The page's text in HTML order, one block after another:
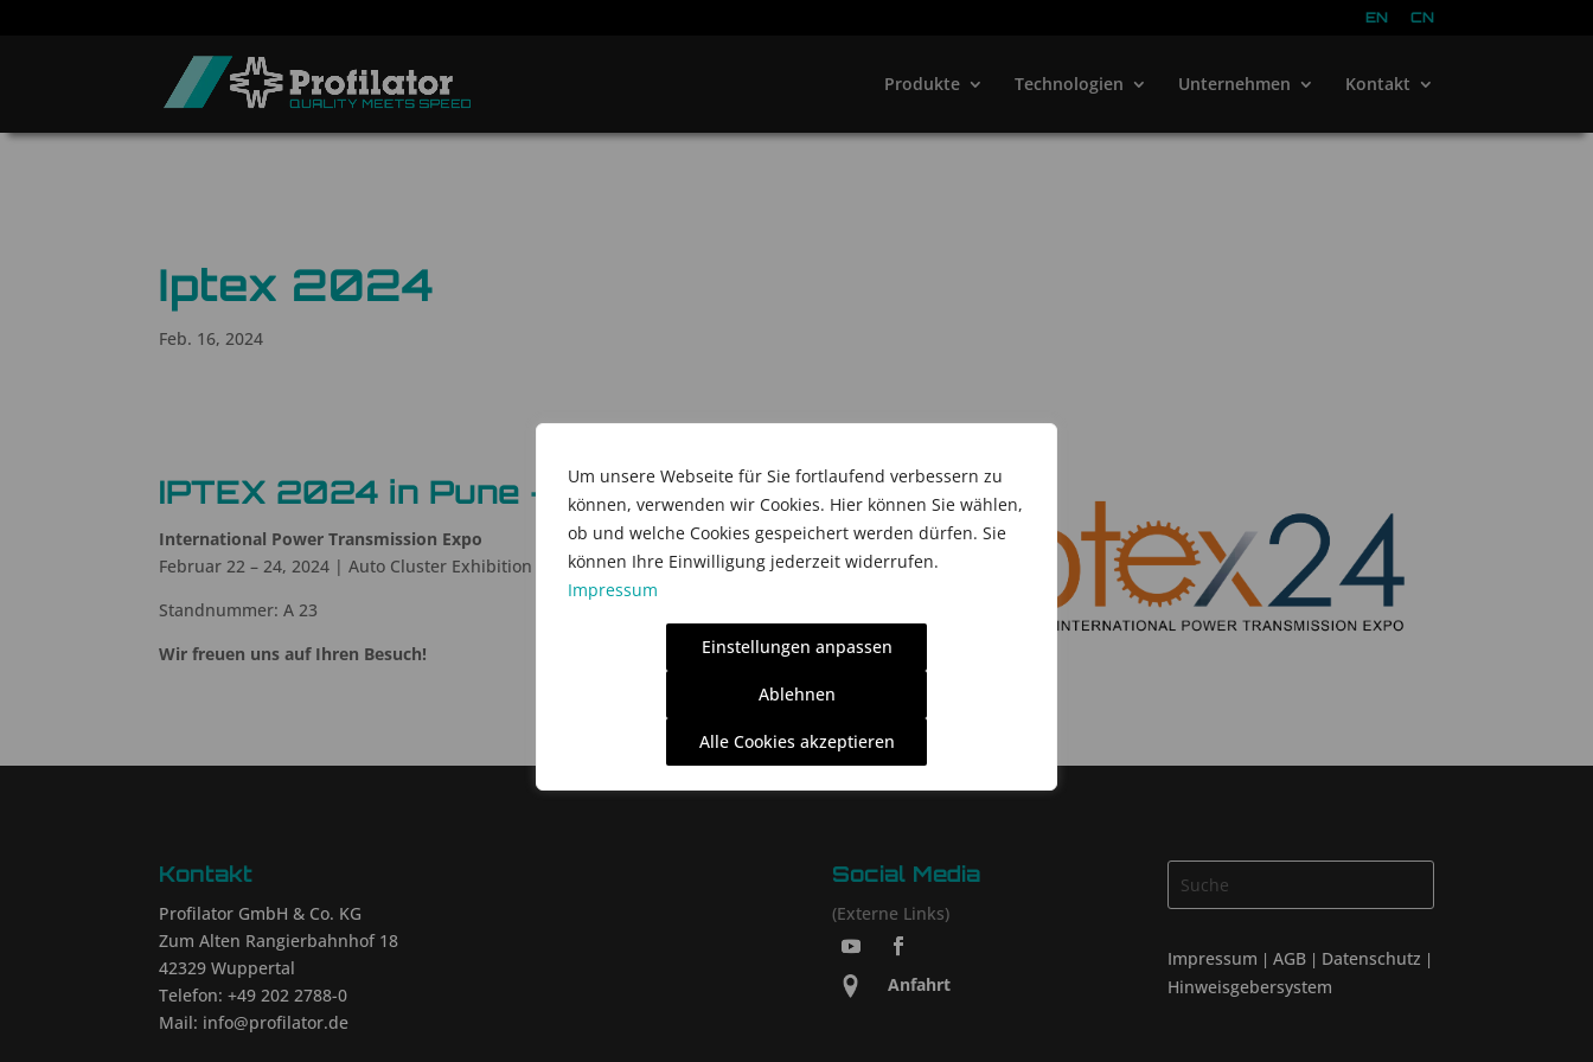
Um unsere Webseite für Sie fortlaufend verbessern zu
können, verwenden wir Cookies. Hier können Sie wählen,
ob und welche Cookies gespeichert werden dürfen. Sie
können Ihre Einwilligung jederzeit widerrufen.
Impressum
Einstellungen anpassen
Ablehnen
Alle Cookies akzeptieren
EN CN
Produkte Technologien Unternehmen Kontakt
Iptex 2024
Feb. 16, 2024
IPTEX 2024 in Pune – wir sind dabei.
International Power Transmission Expo
Februar 22 – 24, 2024 | Auto Cluster Exhibition Center, Pimpri-Chinchwad, Pune, India
Standnummer: A 23
Wir freuen uns auf Ihren Besuch!
Kontakt
Profilator GmbH & Co. KG
Zum Alten Rangierbahnhof 18
42329 Wuppertal
Telefon: +49 202 2788-0
Mail: info@profilator.de
Social Media
(Externe Links)
Anfahrt
Impressum |AGB | Datenschutz |
Hinweisgebersystem